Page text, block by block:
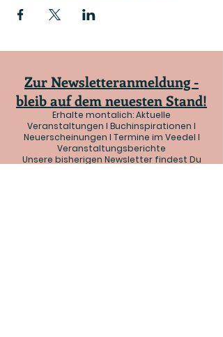
Zur Newsletteranmeldung -
bleib auf dem neuesten Stand!
Erhalte montalich: Aktuelle
Veranstaltungen I Buchinspirationen I
Neuerscheinungen I Termine im Veedel I
Veranstaltungsberichte
Unsere bisherigen Newsletter findest Du